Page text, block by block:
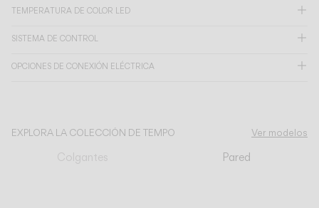
English
Italiano
US/Canada
International
TEMPERATURA DE COLOR LED
SISTEMA DE CONTROL
OPCIONES DE CONEXIÓN ELÉCTRICA
EXPLORA LA COLECCIÓN DE TEMPO Ver modelos
Colgantes Pared